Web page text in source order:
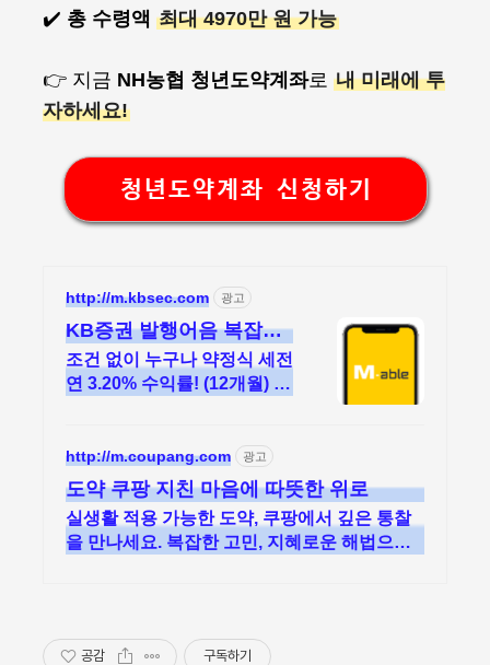
✔️ 총 수령액 최대 4970만 원 가능
👉 지금 NH농협 청년도약계좌로 내 미래에 투
자하세요!
청년도약계좌 신청하기
http://m.kbsec.com 광고
KB증권 발행어음 복잡한
조건없이 누구나
조건 없이 누구나 약정식 세전
연 3.20% 수익률! (12개월) 흔
발행어음!
http://m.coupang.com 광고
도약 쿠팡 지친 마음에 따뜻한 위로
실생활 적용 가능한 도약, 쿠팡에서 깊은 통찰
을 만나세요. 복잡한 고민, 지혜로운 해법으로
공감 구독하기